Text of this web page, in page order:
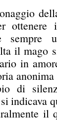
ottenere
sempre
il mago
in
anonima
di
indicava
il